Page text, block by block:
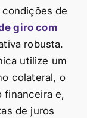
de
giro com
robusta.
utilize um
colateral, o
financeira e,
de juros